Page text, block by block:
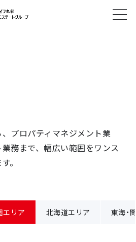
プロパティマネジメント業
務まで、幅広い範囲をワンス
。
エリア 北海道エリア 東海・